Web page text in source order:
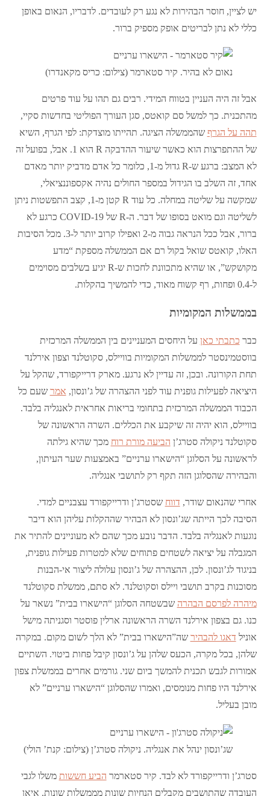
יש לציין, חוסר הבהירות לא נגע רק לעובדים. לדבריו, הנאום באופן
כללי לא נתן לבריטים אופק מספיק ברור.
נאום לא בהיר. קיר סטארמר (צילום: כריס מקאנדרו)
אבל זה היה העניין בטווח המידי. רבים גם תהו על עוד פרטים
מהתכנית. כך למשל סם קואטס, סגן העורך הפוליטי בחדשות סקיי,
תהה על הגרף שהממשלה הציגה. תהייתו מוצדקת: לפי הגרף, השיא
של ההתפרצות הוא כאשר שיעור ההדבקה R הוא 1. אבל, בפועל זה
לא המצב: ברגע ש-R גדול מ-1, כלומר כל אדם מדביק יותר מאדם
אחד, זה השלב בו הגידול במספר החולים נהיה אקספוננציאלי,
שמקשה על שליטה במחלה. כל עוד R קטן מ-1, קצב התפשטות ניתן
לשליטה וגם מואט בסופו של דבר. ה-R של COVID-19 כרגע לא
ברור, אבל ככל הנראה גבוה מ-2 ואפילו קרוב יותר ל-3. מכל הסיבות
האלו, קואטס שואל בקול רם אם הממשלה מספקת “מדע
מקושקש”, או שהיא מתכוונת לחכות ש-R יגיע בשלבים מסוימים
ל-0.4 ופחות, רף קשוח מאוד, כדי להמשיך בהקלות.
בממשלות המקומיות
כבר כתבתי כאן על היחסים המעניינים בין הממשלה המרכזית
בווסטמינסטר לממשלות המקומיות בוויילס, סקוטלנד וצפון אירלנד
תחת הקורונה. ובכן, זה עדיין לא נרגע. מארק דרייקפורד, שהקל על
היציאה לפעילות גופנית עוד לפני ההצהרה של ג’ונסון, אמר שעם כל
הכבוד הממשלה המרכזית בתחומי בריאות אחראית לאנגליה בלבד.
בוויילס, הוא יהיה זה שיקבע את הכללים. השרה הראשונה של
סקוטלנד ניקולה סטרג’ן הביעה מורת רוח מכך שהיא גילתה
לראשונה על הסלוגן “הישארו ערניים” באמצעות שער העיתון,
והבהירה שהסלוגן הזה תקף רק לתושבי אנגליה.
אחרי שהנאום שודר, דווח שסטרג’ן ודרייקפורד עצבניים למדי.
הסיבה לכך הייתה שג’ונסון לא הבהיר שההקלות עליהן הוא דיבר
נוגעות לאנגליה בלבד. הדבר נובע מכך שהם לא מעוניינים להתיר את
המגבלה על יציאה לשטחים פתוחים שלא למטרות פעילות גופנית,
בניגוד לג’ונסון. לכן, ההצהרה של ג’ונסון עלולה ליצור אי-הבנות
מסוכנות בקרב תושבי ויילס וסקוטלנד. לא סתם, ממשלת סקוטלנד
מיהרה לפרסם הבהרה שבשטחה הסלוגן “הישארו בבית” נשאר על
כנו. גם בצפון אירלנד השרה הראשונה ארלין פוסטר וסגניתה מישל
אוניל דאגו להבהיר שה”הישארו בבית” לא הלך לשום מקום. במקרה
שלהן, בכל מקרה, הכעס שלהן על ג’ונסון קיבל פחות ביטוי. השתיים
אמורות לגבש תכנית להמשך ביום שני. גורמים אחרים בממשלת צפון
אירלנד היו פחות מנומסים, ואמרו שהסלוגן “הישארו ערניים” לא
מובן בעליל.
שג’ונסון ינהל את אנגליה. ניקולה סטרג’ן (צילום: קנת’ הולי)
סטרג’ן ודרייקפורד לא לבד. קיר סטארמר הביע חששות משלו לגבי
העובדה שהתושבים מקבלים הנחיות שונות מממשלות שונות. איאן